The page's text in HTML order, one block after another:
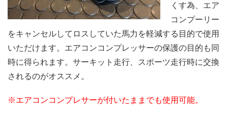
くす為、エア
コンプーリー
をキャンセルしてロスしていた馬力を軽減する目的で使用
いただけます。エアコンコンプレッサーの保護の目的も同
時に得られます。サーキット走行、スポーツ走行時に交換
されるのがオススメ。
※エアコンコンプレサーが付いたままでも使用可能。